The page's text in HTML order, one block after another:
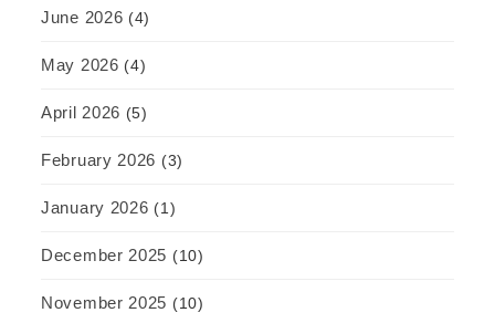
June 2026 (4)
May 2026 (4)
April 2026 (5)
February 2026 (3)
January 2026 (1)
December 2025 (10)
November 2025 (10)